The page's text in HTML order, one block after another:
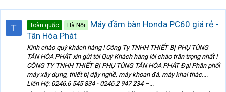
T Toàn quốc Hà Nội
Máy đầm bàn Honda PC60 giá rẻ -
Tân Hòa Phát
Kính chào quý khách hàng ! Công Ty TNHH THIẾT BỊ PHỤ TÙNG
TÂN HÒA PHÁT xin gửi tới Quý Khách hàng lời chào trân trọng nhất !
CÔNG TY TNHH THIẾT BỊ PHỤ TÙNG TÂN HÒA PHÁT Đại Phân phối
máy xây dựng, thiết bị dậy nghề, máy khoan đá, máy khai thác....
Liên Hệ: 0246.6 545 834 - 0246.2 947 234 –...